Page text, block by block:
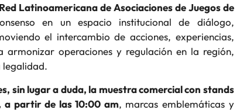
Latinoamericana de Asociaciones de Juegos de
en un espacio institucional de diálogo,
el intercambio de acciones, experiencias,
armonizar operaciones y regulación en la región,
legalidad.
sin lugar a duda, la muestra comercial con stands
a partir de las 10:00 am, marcas emblemáticas y